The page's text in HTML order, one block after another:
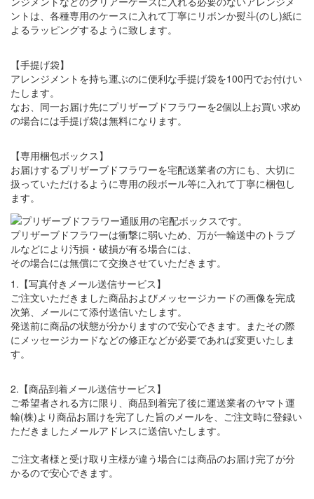
ントは、各種専用のケースに入れて丁寧にリボンか熨斗(のし)紙に
よるラッピングするように致します。
【手提げ袋】
アレンジメントを持ち運ぶのに便利な手提げ袋を100円でお付けい
たします。
なお、同一お届け先にプリザーブドフラワーを2個以上お買い求め
の場合には手提げ袋は無料になります。
【専用梱包ボックス】
お届けするプリザーブドフラワーを宅配送業者の方にも、大切に
扱っていただけるように専用の段ボール等に入れて丁寧に梱包し
ます。
プリザーブドフラワーは衝撃に弱いため、万が一輸送中のトラブ
ルなどにより汚損・破損が有る場合には、
その場合には無償にて交換させていただきます。
1.【写真付きメール送信サービス】
ご注文いただきました商品およびメッセージカードの画像を完成
次第、メールにて添付送信いたします。
発送前に商品の状態が分かりますので安心できます。またその際
にメッセージカードなどの修正などが必要であれば変更いたしま
す。
2.【商品到着メール送信サービス】
ご希望者される方に限り、商品到着完了後に運送業者のヤマト運
輸(株)より商品お届けを完了した旨のメールを、ご注文時に登録い
ただきましたメールアドレスに送信いたします。
ご注文者様と受け取り主様が違う場合には商品のお届け完了が分
かるので安心できます。